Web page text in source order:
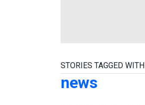
STORIES TAGGED WITH
news